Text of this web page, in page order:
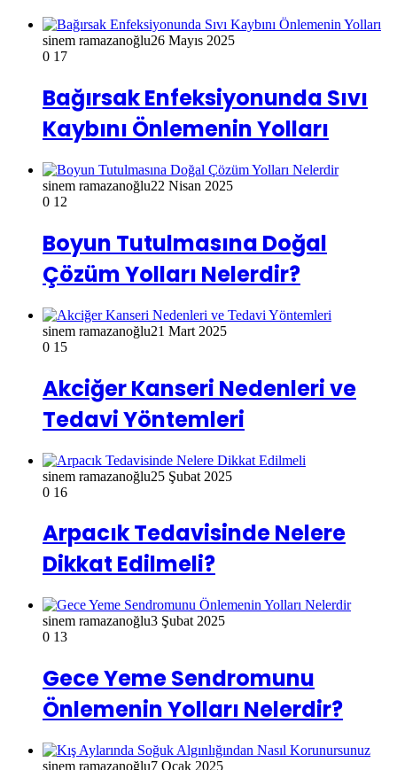
sinem ramazanoğlu26 Mayıs 2025
0 17
Bağırsak Enfeksiyonunda Sıvı
Kaybını Önlemenin Yolları
sinem ramazanoğlu22 Nisan 2025
0 12
Boyun Tutulmasına Doğal
Çözüm Yolları Nelerdir?
sinem ramazanoğlu21 Mart 2025
0 15
Akciğer Kanseri Nedenleri ve
Tedavi Yöntemleri
sinem ramazanoğlu25 Şubat 2025
0 16
Arpacık Tedavisinde Nelere
Dikkat Edilmeli?
sinem ramazanoğlu3 Şubat 2025
0 13
Gece Yeme Sendromunu
Önlemenin Yolları Nelerdir?
sinem ramazanoğlu7 Ocak 2025